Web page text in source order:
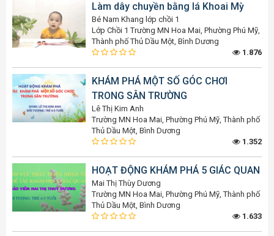
Làm dây chuyền bằng lá Khoai Mỳ
Bé Nam Khang lớp chồi 1
Lớp Chồi 1 Trường MN Hoa Mai, Phường Phú Mỹ,
Thành phố Thủ Dầu Một, Bình Dương
1.876
KHÁM PHÁ MỘT SỐ GÓC CHƠI
TRONG SÂN TRƯỜNG
Lê Thị Kim Anh
Trường MN Hoa Mai, Phường Phú Mỹ, Thành phố
Thủ Dầu Một, Bình Dương
1.352
HOẠT ĐỘNG KHÁM PHÁ 5 GIÁC QUAN
Mai Thị Thùy Dương
Trường MN Hoa Mai, Phường Phú Mỹ, Thành phố
Thủ Dầu Một, Bình Dương
1.633